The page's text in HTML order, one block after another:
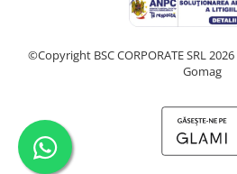
©Copyright BSC CORPORATE SRL 2026
Gomag